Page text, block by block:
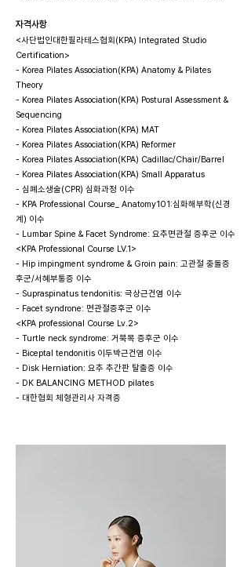
자격사항
<사단법인대한필라테스협회(KPA) Integrated Studio
Certification>
- Korea Pilates Association(KPA) Anatomy & Pilates
Theory
- Korea Pilates Association(KPA) Postural Assessment &
Sequencing
- Korea Pilates Association(KPA) MAT
- Korea Pilates Association(KPA) Reformer
- Korea Pilates Association(KPA) Cadillac/Chair/Barrel
- Korea Pilates Association(KPA) Small Apparatus
- 심폐소생술(CPR) 심화과정 이수
- KPA Professional Course_ Anatomy101:심화해부학(신경
계) 이수
- Lumbar Spine & Facet Syndrome: 요추면관절 증후군 이수
<KPA Professional Course LV.1>
- Hip impingment syndrome & Groin pain: 고관절 충돌증
후군/서혜부통증 이수
- Supraspinatus tendonitis: 극상근건염 이수
- Facet syndrone: 면관절증후군 이수
<KPA professional Course Lv.2>
- Turtle neck syndrome: 거북목 증후군 이수
- Biceptal tendonitis 이두박근건염 이수
- Disk Herniation: 요추 추간판 탈출증 이수
- DK BALANCING METHOD pilates
- 대한협회 체형관리사 자격증